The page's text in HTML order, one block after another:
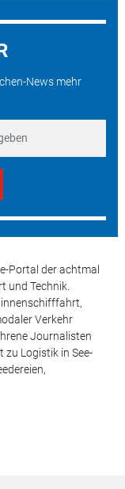
News mehr
Portal der achtmal
und Technik.
Verkehr
Journalisten
zu Logistik in See-